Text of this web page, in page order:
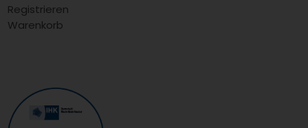
Registrieren
Warenkorb